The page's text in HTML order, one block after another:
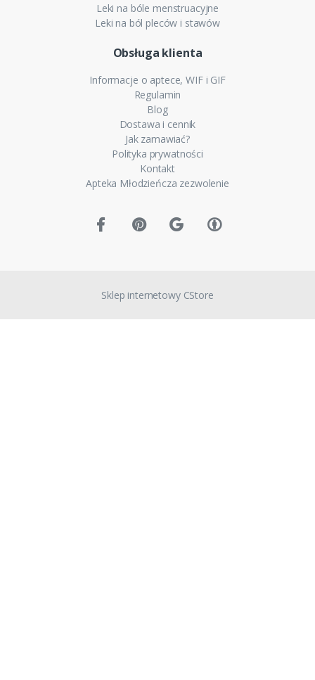
Leki na bóle menstruacyjne
Leki na ból pleców i stawów
Obsługa klienta
Informacje o aptece, WIF i GIF
Regulamin
Blog
Dostawa i cennik
Jak zamawiać?
Polityka prywatności
Kontakt
Apteka Młodzieńcza zezwolenie
Sklep internetowy CStore